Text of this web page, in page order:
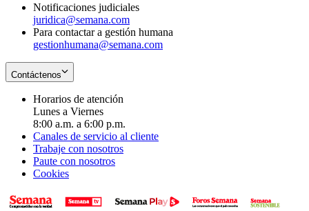
Notificaciones judiciales
juridica@semana.com
Para contactar a gestión humana
gestionhumana@semana.com
Contáctenos
Horarios de atención
Lunes a Viernes
8:00 a.m. a 6:00 p.m.
Canales de servicio al cliente
Trabaje con nosotros
Paute con nosotros
Cookies